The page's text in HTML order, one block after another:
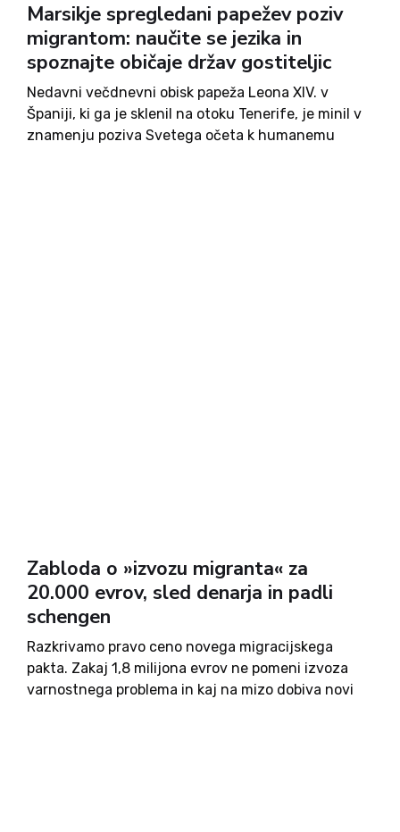
Marsikje spregledani papežev poziv
migrantom: naučite se jezika in
spoznajte običaje držav gostiteljic
Nedavni večdnevni obisk papeža Leona XIV. v
Španiji, ki ga je sklenil na otoku Tenerife, je minil v
znamenju poziva Svetega očeta k humanemu
Zabloda o »izvozu migranta« za
20.000 evrov, sled denarja in padli
schengen
Razkrivamo pravo ceno novega migracijskega
pakta. Zakaj 1,8 milijona evrov ne pomeni izvoza
varnostnega problema in kaj na mizo dobiva novi